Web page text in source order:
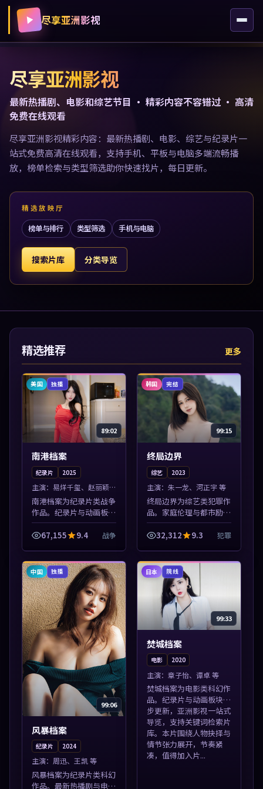
尽享亚洲影视
尽享亚洲影视
最新热播剧、电影和综艺节目 · 精彩内容不容错过 · 高清
免费在线观看
尽享亚洲影视精彩内容：最新热播剧、电影、综艺与纪录片一
站式免费高清在线观看，支持手机、平板与电脑多端流畅播
放，榜单检索与类型筛选助你快速找片，每日更新。
精选放映厅
榜单与排行 类型筛选 手机与电脑
搜索片库 分类导览
精选推荐 更多
美国 独播
89:02
南港档案
纪录片 2025
主演： 易烊千玺、赵丽颖
等
南港档案为纪录片类战争
作品。纪录片与动画板块
同步更新，亚洲影视一站
式导览，支持关键词检索
凑，值得加入...
67,155 9.4 战争
韩国 完结
99:15
终局边界
综艺 2023
主演： 朱一龙、河正宇 等
终局边界为综艺类犯罪作
品。家庭伦理与都市励志
题材丰富，高清免费在线
播放，适合全年龄段观
凑，值得加入片单...
32,312 9.3 犯罪
中国 独播
99:06
风暴档案
纪录片 2024
主演： 周迅、王凯 等
风暴档案为纪录片类科幻
作品。最新热播剧与电影
日本 院线
99:33
焚城档案
电影 2020
主演： 章子怡、谭卓 等
焚城档案为电影类科幻作
品。纪录片与动画板块同
步更新，亚洲影视一站式
导览，支持关键词检索片
库。本片围绕人物抉择与
情节张力展开，节奏紧
凑，值得加入片...